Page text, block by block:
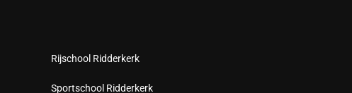
Rijschool Ridderkerk
Sportschool Ridderkerk